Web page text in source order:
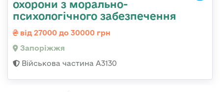
охорони з морально-
психологічного забезпечення
від 27000 до 30000 грн
Запоріжжя
Військова частина А3130